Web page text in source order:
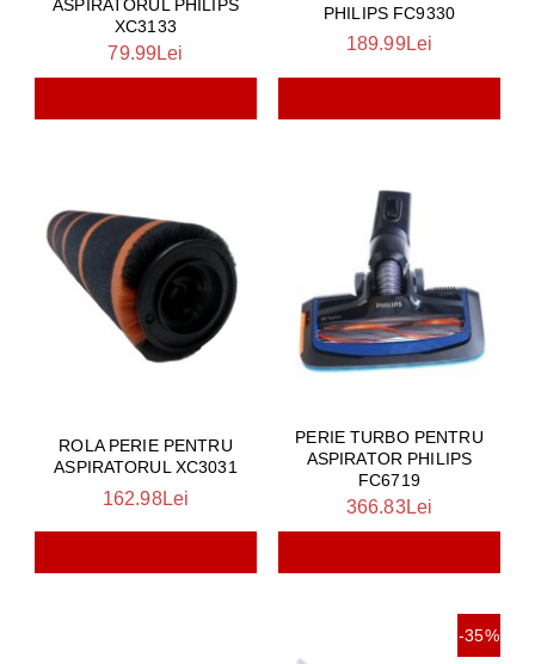
ASPIRATORUL PHILIPS
XC3133
79.99Lei
PHILIPS FC9330
189.99Lei
ROLA PERIE PENTRU
ASPIRATORUL XC3031
162.98Lei
PERIE TURBO PENTRU
ASPIRATOR PHILIPS
FC6719
366.83Lei
-35%